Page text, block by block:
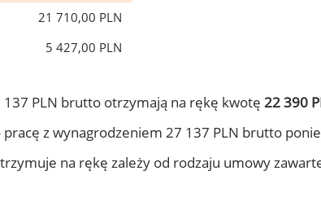
21 710,00 PLN
5 427,00 PLN
PLN brutto otrzymają na rękę kwotę 22 390
z wynagrodzeniem 27 137 PLN brutto
na rękę zależy od rodzaju umowy